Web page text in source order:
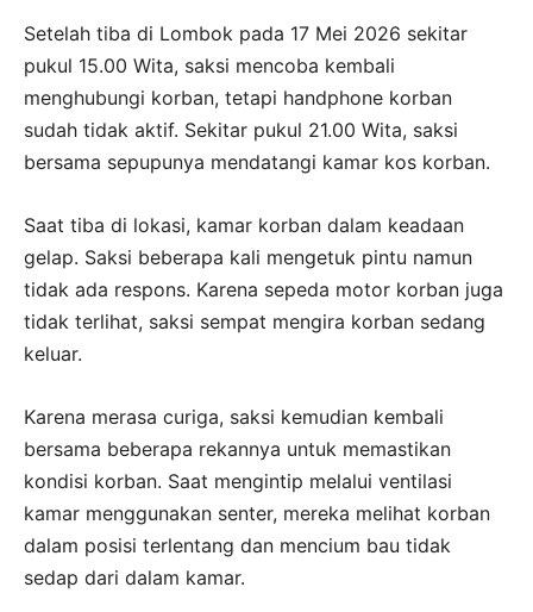
Setelah tiba di Lombok pada 17 Mei 2026 sekitar
pukul 15.00 Wita, saksi mencoba kembali
menghubungi korban, tetapi handphone korban
sudah tidak aktif. Sekitar pukul 21.00 Wita, saksi
bersama sepupunya mendatangi kamar kos korban.
Saat tiba di lokasi, kamar korban dalam keadaan
gelap. Saksi beberapa kali mengetuk pintu namun
tidak ada respons. Karena sepeda motor korban juga
tidak terlihat, saksi sempat mengira korban sedang
keluar.
Karena merasa curiga, saksi kemudian kembali
bersama beberapa rekannya untuk memastikan
kondisi korban. Saat mengintip melalui ventilasi
kamar menggunakan senter, mereka melihat korban
dalam posisi terlentang dan mencium bau tidak
sedap dari dalam kamar.